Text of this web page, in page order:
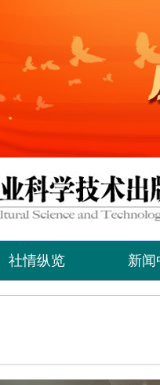
社情纵览 新闻